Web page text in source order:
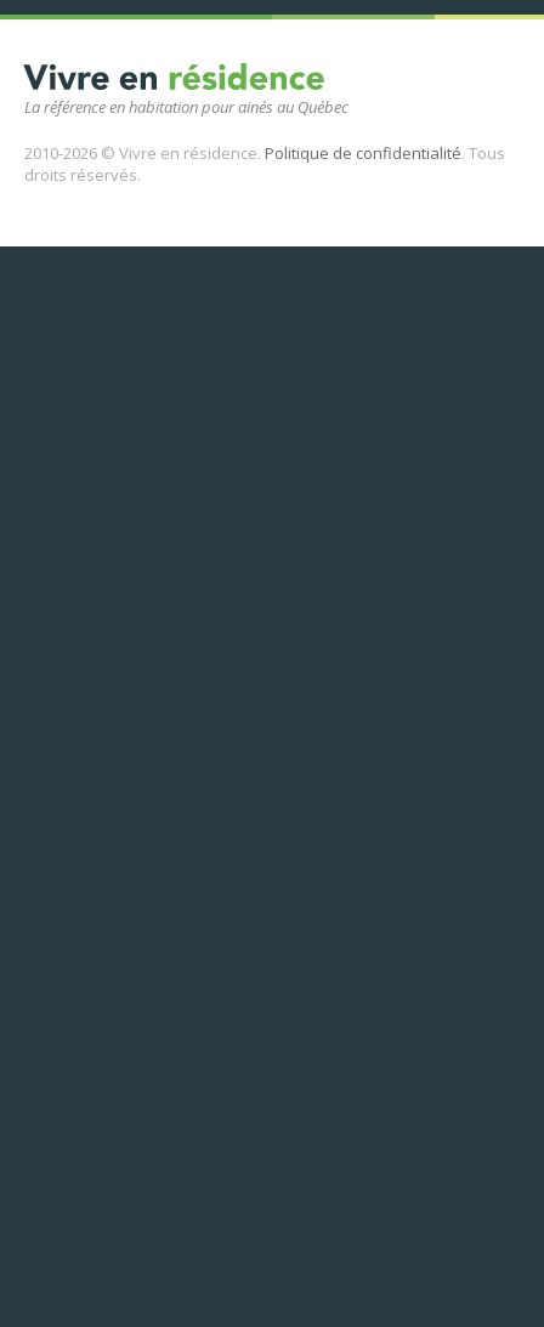
La référence en habitation pour ainés au Québec
2010-2026 © Vivre en résidence. Politique de confidentialité. Tous
droits réservés.